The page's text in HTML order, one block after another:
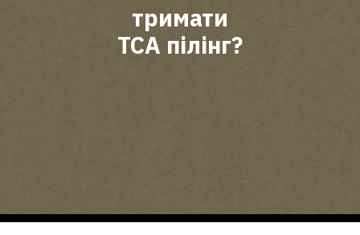
тримати
ТСА пілінг?